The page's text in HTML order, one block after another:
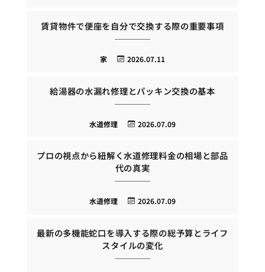
賃貸物件で便座を自分で交換する際の重要事項
2026.07.11
家
給湯器の水漏れ修理とパッキン交換の基本
2026.07.09
水道修理
プロの視点から紐解く水道修理料金の相場と部品
代の真実
2026.07.09
水道修理
最新の多機能蛇口を導入する際の総予算とライフ
スタイルの変化